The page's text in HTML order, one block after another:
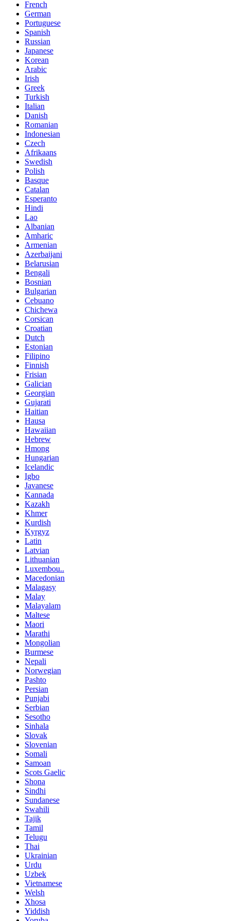
French
German
Portuguese
Spanish
Russian
Japanese
Korean
Arabic
Irish
Greek
Turkish
Italian
Danish
Romanian
Indonesian
Czech
Afrikaans
Swedish
Polish
Basque
Catalan
Esperanto
Hindi
Lao
Albanian
Amharic
Armenian
Azerbaijani
Belarusian
Bengali
Bosnian
Bulgarian
Cebuano
Chichewa
Corsican
Croatian
Dutch
Estonian
Filipino
Finnish
Frisian
Galician
Georgian
Gujarati
Haitian
Hausa
Hawaiian
Hebrew
Hmong
Hungarian
Icelandic
Igbo
Javanese
Kannada
Kazakh
Khmer
Kurdish
Kyrgyz
Latin
Latvian
Lithuanian
Luxembou..
Macedonian
Malagasy
Malay
Malayalam
Maltese
Maori
Marathi
Mongolian
Burmese
Nepali
Norwegian
Pashto
Persian
Punjabi
Serbian
Sesotho
Sinhala
Slovak
Slovenian
Somali
Samoan
Scots Gaelic
Shona
Sindhi
Sundanese
Swahili
Tajik
Tamil
Telugu
Thai
Ukrainian
Urdu
Uzbek
Vietnamese
Welsh
Xhosa
Yiddish